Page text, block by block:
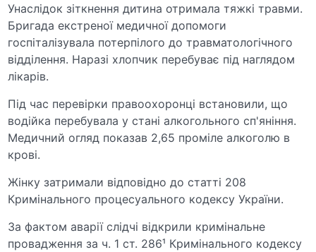
Унаслідок зіткнення дитина отримала тяжкі травми.
Бригада екстреної медичної допомоги
госпіталізувала потерпілого до травматологічного
відділення. Наразі хлопчик перебуває під наглядом
лікарів.
Під час перевірки правоохоронці встановили, що
водійка перебувала у стані алкогольного сп'яніння.
Медичний огляд показав 2,65 проміле алкоголю в
крові.
Жінку затримали відповідно до статті 208
Кримінального процесуального кодексу України.
За фактом аварії слідчі відкрили кримінальне
провадження за ч. 1 ст. 286¹ Кримінального кодексу